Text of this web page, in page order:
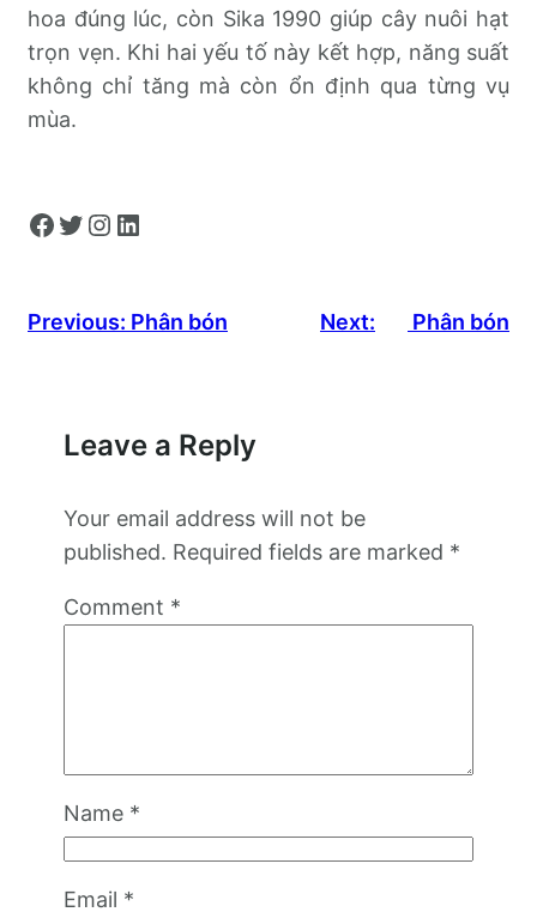
hoa đúng lúc, còn Sika 1990 giúp cây nuôi hạt
trọn vẹn. Khi hai yếu tố này kết hợp, năng suất
không chỉ tăng mà còn ổn định qua từng vụ
mùa.
Facebook Twitter Instagram LinkedIn
Previous: Phân bón Next: Phân bón
Leave a Reply
Your email address will not be
published. Required fields are marked *
Comment *
Name *
Email *